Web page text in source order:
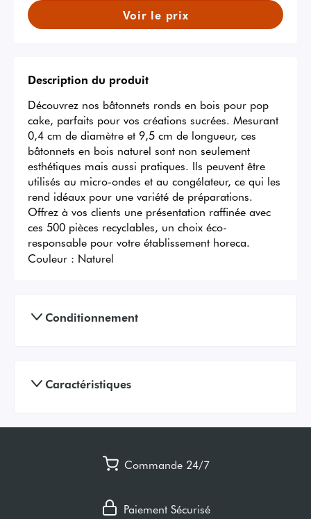
Voir le prix
Description du produit
Découvrez nos bâtonnets ronds en bois pour pop
cake, parfaits pour vos créations sucrées. Mesurant
0,4 cm de diamètre et 9,5 cm de longueur, ces
bâtonnets en bois naturel sont non seulement
esthétiques mais aussi pratiques. Ils peuvent être
utilisés au micro-ondes et au congélateur, ce qui les
rend idéaux pour une variété de préparations.
Offrez à vos clients une présentation raffinée avec
ces 500 pièces recyclables, un choix éco-
responsable pour votre établissement horeca.
Couleur : Naturel
Conditionnement
Caractéristiques
Commande 24/7
Paiement Sécurisé